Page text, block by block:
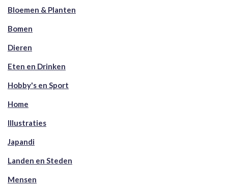
Bloemen & Planten
Bomen
Dieren
Eten en Drinken
Hobby's en Sport
Home
Illustraties
Japandi
Landen en Steden
Mensen